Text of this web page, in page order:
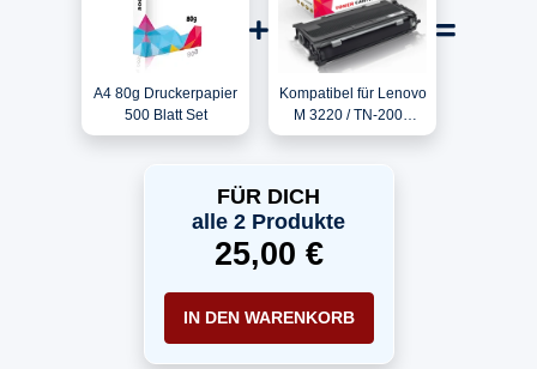
A4 80g Druckerpapier
500 Blatt Set
Kompatibel für Lenovo
M 3220 / TN-2000
Toner Schwarz
FÜR DICH
alle 2 Produkte
25,00 €
IN DEN WARENKORB